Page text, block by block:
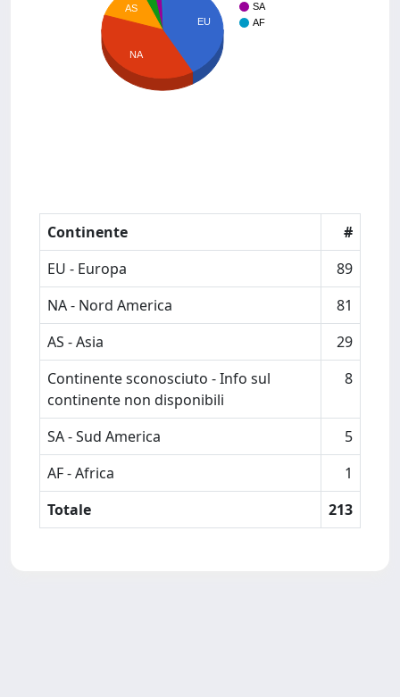
SA
AF
EU
AS
NA
Continente
#
EU - Europa
89
NA - Nord America
81
AS - Asia
29
Continente sconosciuto - Info sul
continente non disponibili
8
SA - Sud America
5
AF - Africa
1
Totale
213